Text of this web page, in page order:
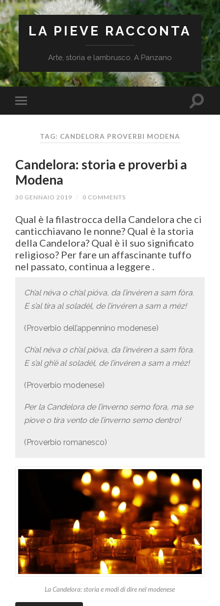
LA PIEVE RACCONTA
Arte, storia e lambrusco. A Panzano
TAG: CANDELORA PROVERBI MODENA
Candelora: storia e proverbi a
Modena
30 GENNAIO 2019 / 0 COMMENTS
Qual è la filastrocca della Candelora che ci
canticchiavano le nonne? Qual è la storia
della Candelora? Qual è il suo significato
religioso? Per fare un affascinante tuffo
nel passato, continua a leggere .
Ch’al néva o ch’al pióva, da l’invéren a sam fòra.
E s’al tira al soladèl, de l’invéren a sam a mèz!
(Proverbio dell’appennino modenese)
Ch’al néva o ch’al pióva, da l’invéren a sam fòra.
E s’al gh’è al soladèl, de l’invéren a sam a mèz!
(Proverbio modenese)
Per la Candelora de l’inverno semo fora, ma se
piove o tira vento de l’inverno semo dentro!
(Proverbio romanesco)
La Candelora: storia e modi di dire nel modenese